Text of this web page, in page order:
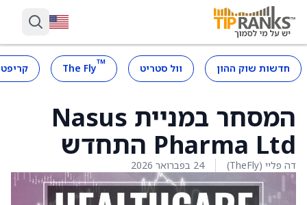
חדשות שוק ההון וול סטריט ™
The Fly
המסחר במניית Nasus
Pharma Ltd התחדש
דה פליי (TheFly) 24 בפברואר 2026